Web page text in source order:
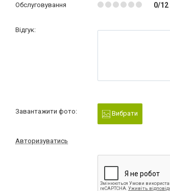
Обслуговування 0/12
Відгук:
Завантажити фото: Вибрати
Авторизуватись